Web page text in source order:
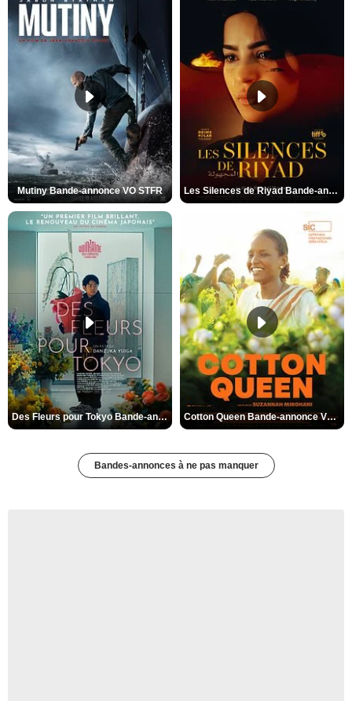
Mutiny Bande-annonce VO STFR Les Silences de Riyad Bande-annonce VO STFR
Des Fleurs pour Tokyo Bande-annonce VO STFR Cotton Queen Bande-annonce VO STFR
Bandes-annonces à ne pas manquer